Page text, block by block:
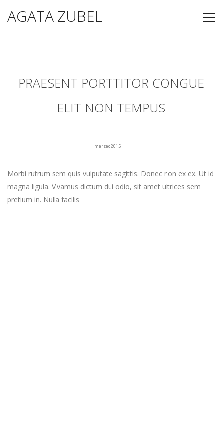
AGATA ZUBEL
PRAESENT PORTTITOR CONGUE
ELIT NON TEMPUS
marzec 2015
Morbi rutrum sem quis vulputate sagittis. Donec non ex ex. Ut id
magna ligula. Vivamus dictum dui odio, sit amet ultrices sem
pretium in. Nulla facilis